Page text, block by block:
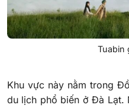
Tuabin
Khu vực này nằm trong
du lịch phổ biến ở Đà Lạt.